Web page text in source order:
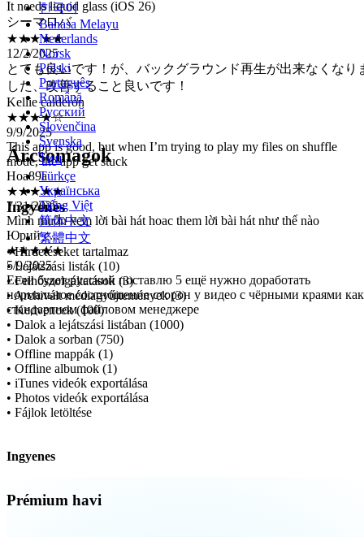
한국어
Bahasa Melayu
Nederlands
Norsk
Polski
Português
Română
Русский
Slovenčina
Svenska
ไทย
Türkçe
Українська
Tiếng Việt
简体中文
繁體中文
★★★★★
12/2/2025
とても良いです！が、バックグラウンド再生が出来なくなり
した、改善すること良いです！
Kellie calderón
★★★★☆
9/9/2025
This app is good, but when I’m trying to play my files on shuffle
mode, the app get stuck
Hoa89a
★★★★★
7/31/2025
Mình muốn xem lời bài hát hoac them lời bài hát như thế nào
Юрий с...
★★★★★
5/9/2025
Если будет русский поставлю 5 ещё нужно доработать
нормальное соотношение сторон у видео с чёрными краями как
стандартном файловом менеджере
Árcsomagok
Ingyenes
• Hirdetéseket tartalmaz
• Lejátszási listák (10)
• Felhőszolgáltatások (3)
• Archivált médiagyűjtemények (3)
• Kedvencek (100)
• Dalok a lejátszási listában (1000)
• Dalok a sorban (750)
• Offline mappák (1)
• Offline albumok (1)
• iTunes videók exportálása
• Photos videók exportálása
• Fájlok letöltése
Ingyenes
Prémium havi